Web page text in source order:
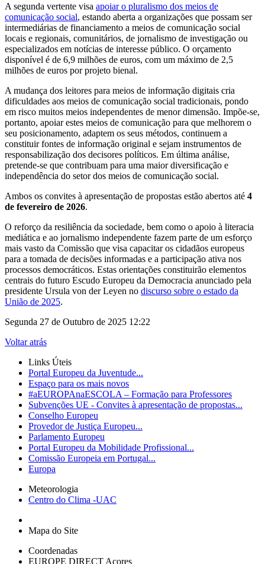
A segunda vertente visa apoiar o pluralismo dos meios de
comunicação social, estando aberta a organizações que possam ser
intermediárias de financiamento a meios de comunicação social
locais e regionais, comunitários, de jornalismo de investigação ou
especializados em notícias de interesse público. O orçamento
disponível é de 6,9 milhões de euros, com um máximo de 2,5
milhões de euros por projeto bienal.
A mudança dos leitores para meios de informação digitais cria
dificuldades aos meios de comunicação social tradicionais, pondo
em risco muitos meios independentes de menor dimensão. Impõe-se,
portanto, apoiar estes meios de comunicação para que melhorem o
seu posicionamento, adaptem os seus métodos, continuem a
constituir fontes de informação original e sejam instrumentos de
responsabilização dos decisores políticos. Em última análise,
pretende-se que contribuam para uma maior diversificação e
independência do setor dos meios de comunicação social.
Ambos os convites à apresentação de propostas estão abertos até 4
de fevereiro de 2026.
O reforço da resiliência da sociedade, bem como o apoio à literacia
mediática e ao jornalismo independente fazem parte de um esforço
mais vasto da Comissão que visa capacitar os cidadãos europeus
para a tomada de decisões informadas e a participação ativa nos
processos democráticos. Estas orientações constituirão elementos
centrais do futuro Escudo Europeu da Democracia anunciado pela
presidente Ursula von der Leyen no discurso sobre o estado da
União de 2025.
Segunda 27 de Outubro de 2025 12:22
Voltar atrás
Links Úteis
Portal Europeu da Juventude...
Espaço para os mais novos
#aEUROPAnaESCOLA – Formação para Professores
Subvenções UE - Convites à apresentação de propostas...
Conselho Europeu
Provedor de Justiça Europeu...
Parlamento Europeu
Portal Europeu da Mobilidade Profissional...
Comissão Europeia em Portugal...
Europa
Meteorologia
Centro do Clima -UAC
Mapa do Site
Coordenadas
EUROPE DIRECT Açores